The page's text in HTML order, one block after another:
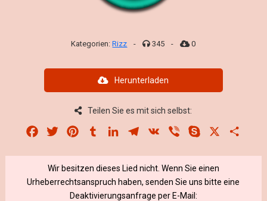
Kategorien:Rizz - 345 - 0
Herunterladen
Teilen Sie es mit sich selbst:
Facebook
Twitter PinterestTumblrLinkedInTelegram
VK Viber Skype
Wir besitzen dieses Lied nicht. Wenn Sie einen
Urheberrechtsanspruch haben, senden Sie uns bitte eine
Deaktivierungsanfrage per E-Mail: